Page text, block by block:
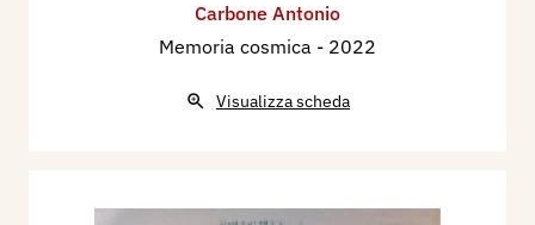
Carbone Antonio
Memoria cosmica - 2022
Visualizza scheda